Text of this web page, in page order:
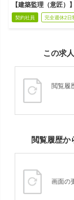
【建築監理（意匠
契約社員 完全週休2日
この求
閲覧履
閲覧履歴か
画面の